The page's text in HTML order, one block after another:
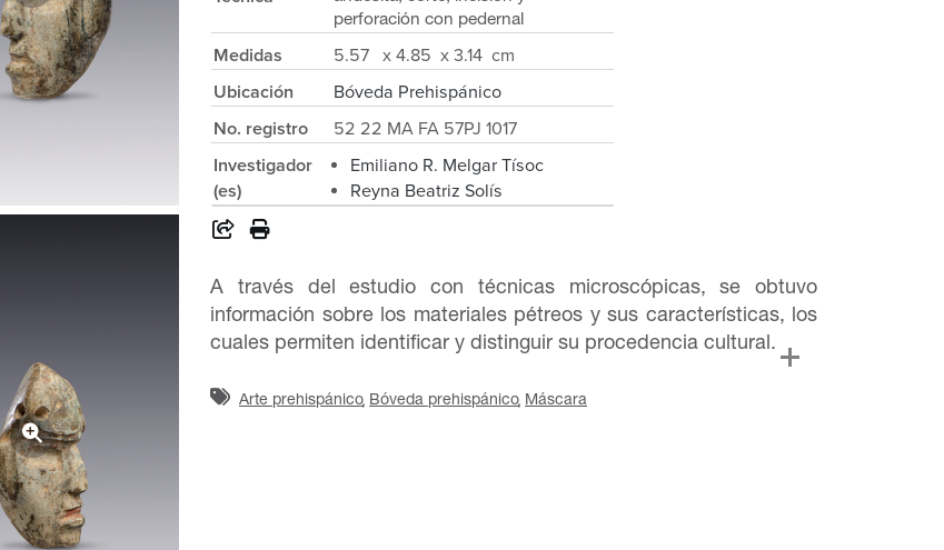
perforación con pedernal
Medidas
5.57 x 4.85 x 3.14 cm
Ubicación
Bóveda Prehispánico
No. registro
52 22 MA FA 57PJ 1017
Investigador
(es)
Emiliano R. Melgar Tísoc
Reyna Beatriz Solís
A través del estudio con técnicas microscópicas, se obtuvo
información sobre los materiales pétreos y sus características, los
cuales permiten identificar y distinguir su procedencia cultural.
Arte prehispánico Bóveda prehispánico Máscara